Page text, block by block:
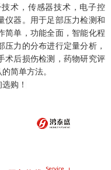
术，传感器技术，电子控
仪器。用于足部压力检测和
简单，功能全面，智能化程
力的分布进行定量分析，
术后损伤检测，药物研究评
简单方法。
购！